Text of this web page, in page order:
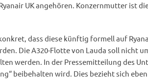
UK angehören. Konzernmutter ist
dass diese künftig formell auf
Die A320-Flotte von Lauda soll nicht
werden. In der Pressemitteilung des
beibehalten wird. Dies bezieht sich